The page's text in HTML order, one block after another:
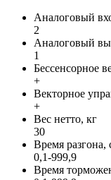
Аналоговый
2
Аналоговый
1
Бессенсорное
+
Векторное
+
Вес нетто, кг
30
Время разгона,
0,1-999,9
Время